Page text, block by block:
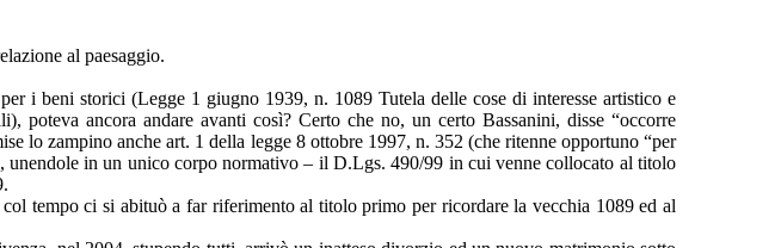
al paesaggio.
i beni storici (Legge 1 giugno 1939, n. 1089 Tutela delle cose di interesse artistico e
poteva ancora andare avanti così? Certo che no, un certo Bassanini, disse “occorre
lo zampino anche art. 1 della legge 8 ottobre 1997, n. 352 (che ritenne opportuno “per
unendole in un unico corpo normativo – il D.Lgs. 490/99 in cui venne collocato al titolo
tempo ci si abituò a far riferimento al titolo primo per ricordare la vecchia 1089 ed al